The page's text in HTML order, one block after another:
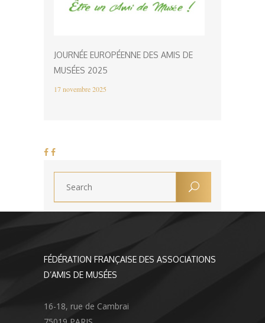
JOURNÉE EUROPÉENNE DES AMIS DE
MUSÉES 2025
17 novembre 2025
FÉDÉRATION FRANÇAISE DES ASSOCIATIONS
D’AMIS DE MUSÉES
16-18, rue de Cambrai